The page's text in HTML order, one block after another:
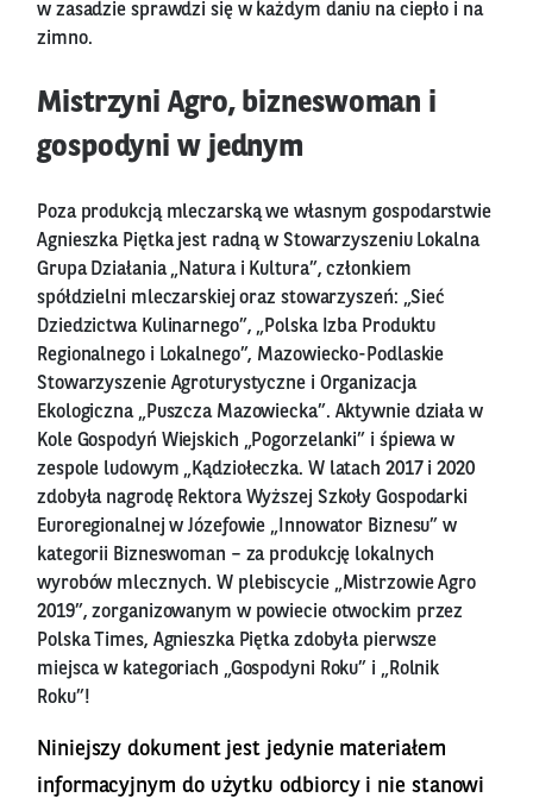
w zasadzie sprawdzi się w każdym daniu na ciepło i na
zimno.
Mistrzyni Agro, bizneswoman i
gospodyni w jednym
Poza produkcją mleczarską we własnym gospodarstwie
Agnieszka Piętka jest radną w Stowarzyszeniu Lokalna
Grupa Działania „Natura i Kultura”, członkiem
spółdzielni mleczarskiej oraz stowarzyszeń: „Sieć
Dziedzictwa Kulinarnego”, „Polska Izba Produktu
Regionalnego i Lokalnego”, Mazowiecko-Podlaskie
Stowarzyszenie Agroturystyczne i Organizacja
Ekologiczna „Puszcza Mazowiecka”. Aktywnie działa w
Kole Gospodyń Wiejskich „Pogorzelanki” i śpiewa w
zespole ludowym „Kądziołeczka. W latach 2017 i 2020
zdobyła nagrodę Rektora Wyższej Szkoły Gospodarki
Euroregionalnej w Józefowie „Innowator Biznesu” w
kategorii Bizneswoman – za produkcję lokalnych
wyrobów mlecznych. W plebiscycie „Mistrzowie Agro
2019”, zorganizowanym w powiecie otwockim przez
Polska Times, Agnieszka Piętka zdobyła pierwsze
miejsca w kategoriach „Gospodyni Roku” i „Rolnik
Roku”!
Niniejszy dokument jest jedynie materiałem
informacyjnym do użytku odbiorcy i nie stanowi